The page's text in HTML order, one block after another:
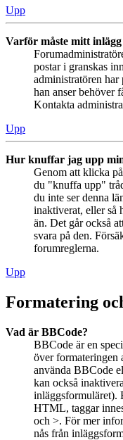
Upp
Varför måste mitt inlägg
postar i granskas
administratören har
han anser behöver
Kontakta
Upp
Hur knuffar jag upp
Genom att klicka
du "knuffa upp"
du inte ser denna
inaktiverat, eller så
än. Det går också
svara på den.
forumreglerna.
Upp
Formatering
Vad är BBCode?
BBCode är en
över formateringen
använda BBCode
kan också
inläggsformuläret).
HTML, taggar
och >. För mer
nås från